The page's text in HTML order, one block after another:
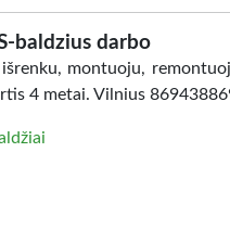
baldzius darbo
montuoju,
4 metai. Vilnius